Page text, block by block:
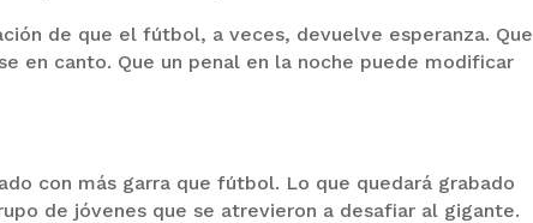
de que el fútbol, a veces, devuelve esperanza. Que
en canto. Que un penal en la noche puede modificar
con más garra que fútbol. Lo que quedará grabado
de jóvenes que se atrevieron a desafiar al gigante.